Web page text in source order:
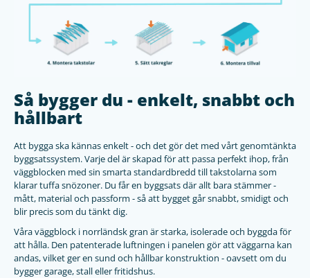
Så bygger du - enkelt, snabbt och
hållbart
Att bygga ska kännas enkelt - och det gör det med vårt genomtänkta
byggsatssystem. Varje del är skapad för att passa perfekt ihop, från
väggblocken med sin smarta standardbredd till takstolarna som
klarar tuffa snözoner. Du får en byggsats där allt bara stämmer -
mått, material och passform - så att bygget går snabbt, smidigt och
blir precis som du tänkt dig.
Våra väggblock i norrländsk gran är starka, isolerade och byggda för
att hålla. Den patenterade luftningen i panelen gör att väggarna kan
andas, vilket ger en sund och hållbar konstruktion - oavsett om du
bygger garage, stall eller fritidshus.